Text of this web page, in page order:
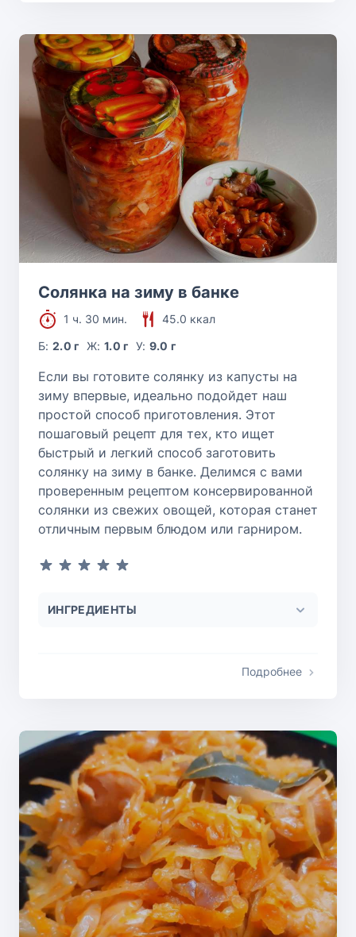
Солянка на зиму в банке
1 ч. 30 мин.
45.0 ккал
Б:2.0 г Ж: 1.0 г У: 9.0 г
Если вы готовите солянку из капусты на
зиму впервые, идеально подойдет наш
простой способ приготовления. Этот
пошаговый рецепт для тех, кто ищет
быстрый и легкий способ заготовить
солянку на зиму в банке. Делимся с вами
проверенным рецептом консервированной
солянки из свежих овощей, которая станет
отличным первым блюдом или гарниром.
ИНГРЕДИЕНТЫ
Подробнее